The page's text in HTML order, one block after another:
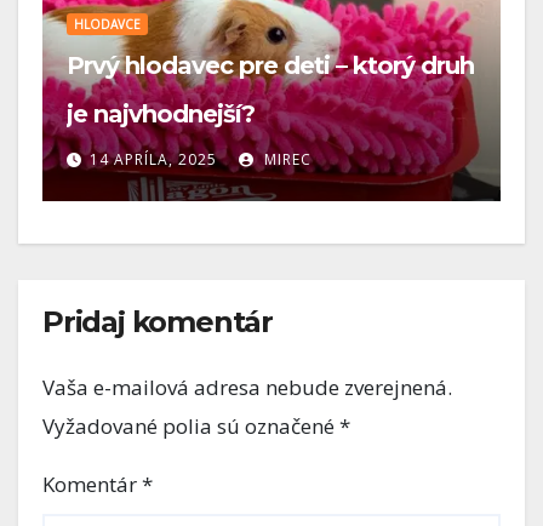
HLODAVCE
Malý, ale s veľkým srdcom – prečo
sú hlodavce skvelými spoločníkmi
13 APRÍLA, 2025 MIREC
Pridaj komentár
Vaša e-mailová adresa nebude zverejnená.
Vyžadované polia sú označené*
Komentár*